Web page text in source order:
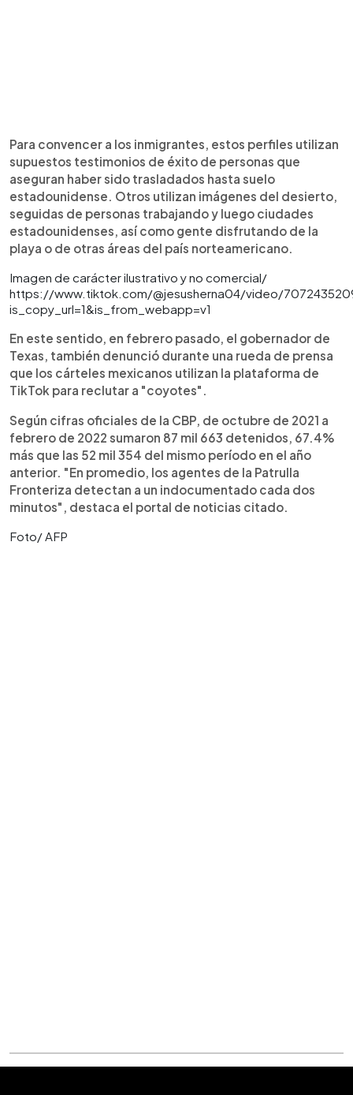
Para convencer a los inmigrantes, estos perfiles utilizan
supuestos testimonios de éxito de personas que
aseguran haber sido trasladados hasta suelo
estadounidense. Otros utilizan imágenes del desierto,
seguidas de personas trabajando y luego ciudades
estadounidenses, así como gente disfrutando de la
playa o de otras áreas del país norteamericano.
Imagen de carácter ilustrativo y no comercial/
https://www.tiktok.com/@jesusherna04/video/
is_copy_url=1&is_from_webapp=v1
En este sentido, en febrero pasado, el gobernador de
Texas, también denunció durante una rueda de prensa
que los cárteles mexicanos utilizan la plataforma de
TikTok para reclutar a "coyotes".
Según cifras oficiales de la CBP, de octubre de 2021 a
febrero de 2022 sumaron 87 mil 663 detenidos, 67.4%
más que las 52 mil 354 del mismo período en el año
anterior. "En promedio, los agentes de la Patrulla
Fronteriza detectan a un indocumentado cada dos
minutos", destaca el portal de noticias citado.
Foto/ AFP